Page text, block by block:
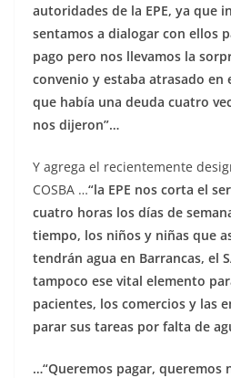
autoridades de la EPE, ya que
sentamos a dialogar con ellos
pago pero nos llevamos la
convenio y estaba atrasado en
que había una deuda cuatro
nos dijeron”…
Y agrega el recientemente
COSBA …“la EPE nos corta el
cuatro horas los días de
tiempo, los niños y niñas que
tendrán agua en Barrancas, el
tampoco ese vital elemento
pacientes, los comercios y las
parar sus tareas por falta de
…“Queremos pagar, queremos